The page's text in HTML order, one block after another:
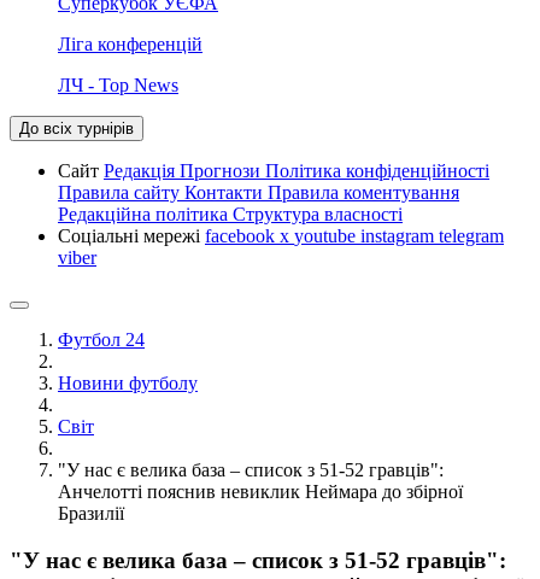
Ліга конференцій
ЛЧ - Top News
До всіх турнірів
Сайт Редакція Прогнози Політика конфіденційності
Правила сайту Контакти Правила коментування
Редакційна політика Структура власності
Соціальні мережі facebook x youtube instagram telegram
viber
Футбол 24
Новини футболу
Світ
"У нас є велика база – список з 51-52 гравців":
Анчелотті пояснив невиклик Неймара до збірної
Бразилії
"У нас є велика база – список з 51-52 гравців":